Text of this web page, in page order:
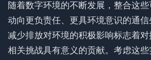
随着数字环境的不断发展，整合这
动向更负责任、更具环境意识的通信
减少排放对环境的积极影响标志着
相关挑战具有意义的贡献。考虑这